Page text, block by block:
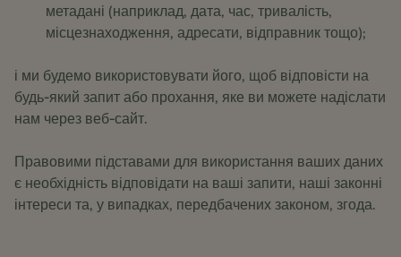
метадані (наприклад, дата, час, тривалість,
місцезнаходження, адресати, відправник тощо);
і ми будемо використовувати його, щоб відповісти на
будь-який запит або прохання, яке ви можете надіслати
нам через веб-сайт.
Правовими підставами для використання ваших даних
є необхідність відповідати на ваші запити, наші законні
інтереси та, у випадках, передбачених законом, згода.